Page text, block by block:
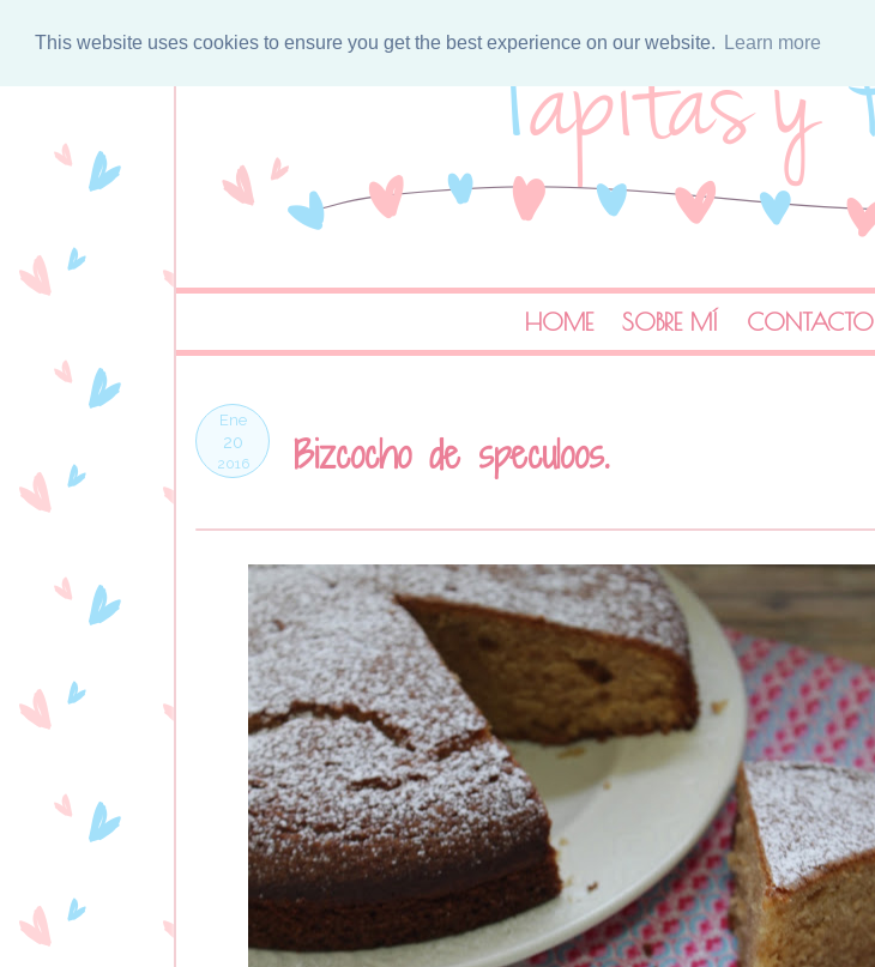
This website uses cookies to ensure you get the best experience on our website. Learn more
HOME SOBRE MÍ CONTACTO
Ene
20
2016 Bizcocho de speculoos.